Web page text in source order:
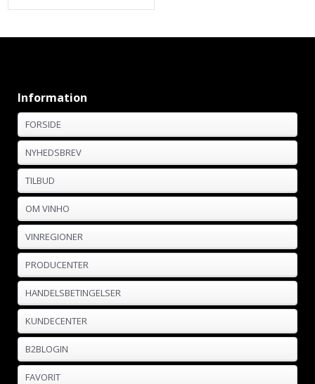
Information
FORSIDE
NYHEDSBREV
TILBUD
OM VINHO
VINREGIONER
PRODUCENTER
HANDELSBETINGELSER
KUNDECENTER
B2BLOGIN
FAVORIT